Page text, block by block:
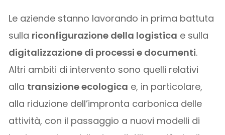
Le aziende stanno lavorando in prima battuta
sulla riconfigurazione della logistica e sulla
digitalizzazione di processi e documenti.
Altri ambiti di intervento sono quelli relativi
alla transizione ecologica e, in particolare,
alla riduzione dell’impronta carbonica delle
attività, con il passaggio a nuovi modelli di